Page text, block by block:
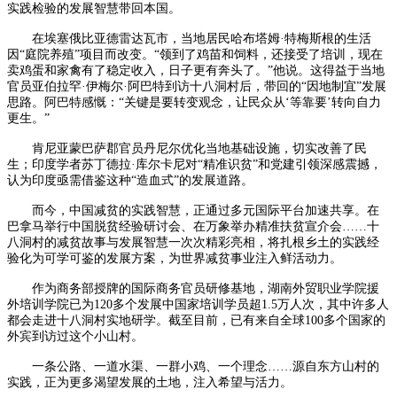
实践检验的发展智慧带回本国。
在埃塞俄比亚德雷达瓦市，当地居民哈布塔姆·特梅斯根的生活
因“庭院养殖”项目而改变。“领到了鸡苗和饲料，还接受了培训，现在
卖鸡蛋和家禽有了稳定收入，日子更有奔头了。”他说。这得益于当地
官员亚伯拉罕·伊梅尔·阿巴特到访十八洞村后，带回的“因地制宜”发展
思路。阿巴特感慨：“关键是要转变观念，让民众从‘等靠要’转向自力
更生。”
肯尼亚蒙巴萨郡官员丹尼尔优化当地基础设施，切实改善了民
生；印度学者苏丁德拉·库尔卡尼对“精准识贫”和党建引领深感震撼，
认为印度亟需借鉴这种“造血式”的发展道路。
而今，中国减贫的实践智慧，正通过多元国际平台加速共享。在
巴拿马举行中国脱贫经验研讨会、在万象举办精准扶贫宣介会……十
八洞村的减贫故事与发展智慧一次次精彩亮相，将扎根乡土的实践经
验化为可学可鉴的发展方案，为世界减贫事业注入鲜活动力。
作为商务部授牌的国际商务官员研修基地，湖南外贸职业学院援
外培训学院已为120多个发展中国家培训学员超1.5万人次，其中许多人
都会走进十八洞村实地研学。截至目前，已有来自全球100多个国家的
外宾到访过这个小山村。
一条公路、一道水渠、一群小鸡、一个理念……源自东方山村的
实践，正为更多渴望发展的土地，注入希望与活力。